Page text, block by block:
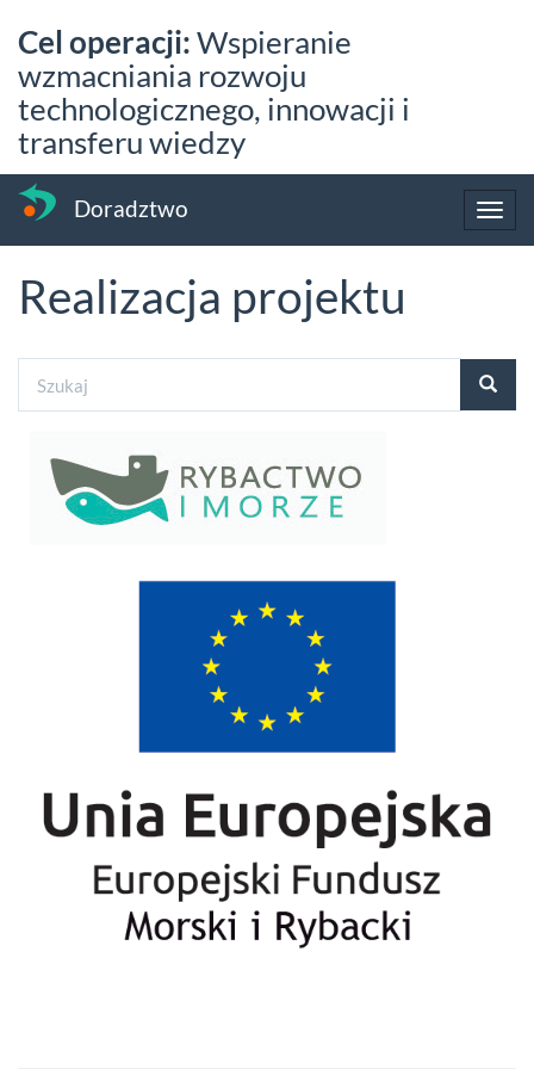
doCel operacji:Wspieranie
wzmacniania rozwoju
technologicznego, innowacji i
transferu wiedzy
Doradztwo
Realizacja projektu
Formularz
wyszukiwania